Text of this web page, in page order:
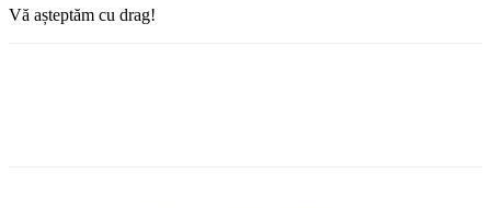
Vă așteptăm cu drag!